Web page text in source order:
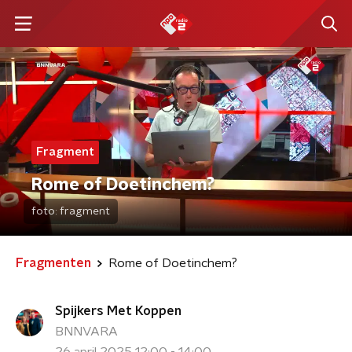
Fragment
Rome of Doetinchem?
foto: fragment
Fragmenten Rome of Doetinchem?
Spijkers Met Koppen
BNNVARA